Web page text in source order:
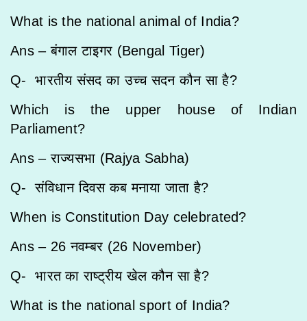
What is the national animal of India?
Ans – बंगाल टाइगर (Bengal Tiger)
Q- भारतीय संसद का उच्च सदन कौन सा है?
Which is the upper house of Indian
Parliament?
Ans – राज्यसभा (Rajya Sabha)
Q- संविधान दिवस कब मनाया जाता है?
When is Constitution Day celebrated?
Ans – 26 नवम्बर (26 November)
Q- भारत का राष्ट्रीय खेल कौन सा है?
What is the national sport of India?